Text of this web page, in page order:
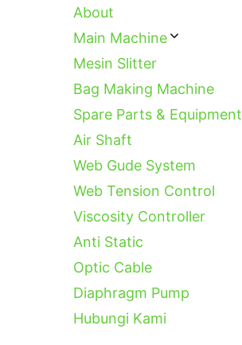
About
Main Machine
Mesin Slitter
Bag Making Machine
Spare Parts & Equipment
Air Shaft
Web Gude System
Web Tension Control
Viscosity Controller
Anti Static
Optic Cable
Diaphragm Pump
Hubungi Kami